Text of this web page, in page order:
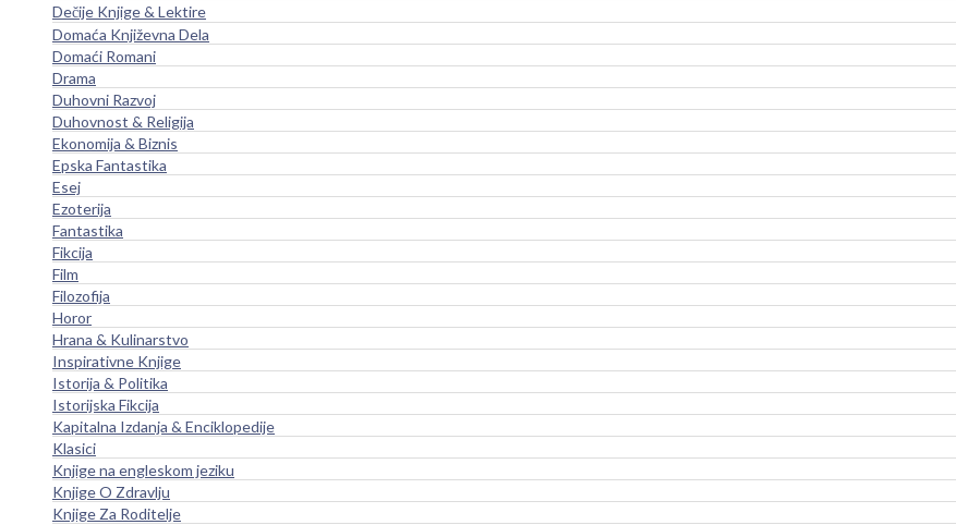
Dečije Knjige & Lektire
Domaća Književna Dela
Domaći Romani
Drama
Duhovni Razvoj
Duhovnost & Religija
Ekonomija & Biznis
Epska Fantastika
Esej
Ezoterija
Fantastika
Fikcija
Film
Filozofija
Horor
Hrana & Kulinarstvo
Inspirativne Knjige
Istorija & Politika
Istorijska Fikcija
Kapitalna Izdanja & Enciklopedije
Klasici
Knjige na engleskom jeziku
Knjige O Zdravlju
Knjige Za Roditelje